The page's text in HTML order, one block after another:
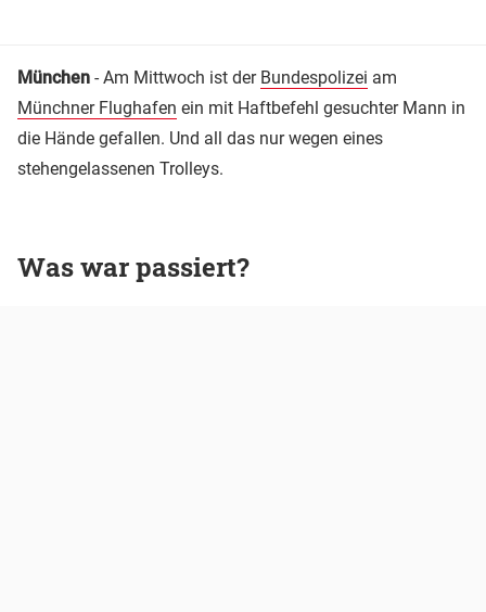
München - Am Mittwoch ist der Bundespolizei am
Münchner Flughafen ein mit Haftbefehl gesuchter Mann in
die Hände gefallen. Und all das nur wegen eines
stehengelassenen Trolleys.
Was war passiert?